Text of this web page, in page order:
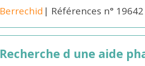
Berrechid | Références n° 19642
Recherche d une aide